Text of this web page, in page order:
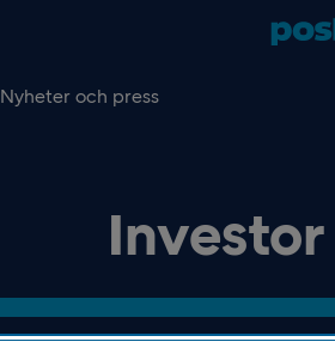
Nyheter och press